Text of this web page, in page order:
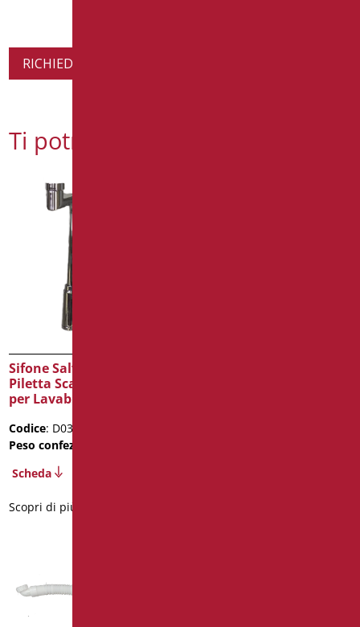
RICHIEDI INFORMAZIONI SUL PRODOTTO
Ti potrebbe interessare
Sifone Salvaspazio con
Piletta Scarico Click-Clack
per Lavabi Rim
Codice: D0377/99
Peso confezione
Scheda
Scopri di più